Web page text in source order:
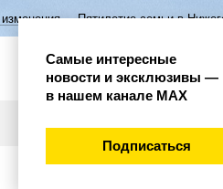
семьи в Нижегородской области
Самые интересные
новости и эксклюзивы —
в нашем канале МАХ
Подписаться